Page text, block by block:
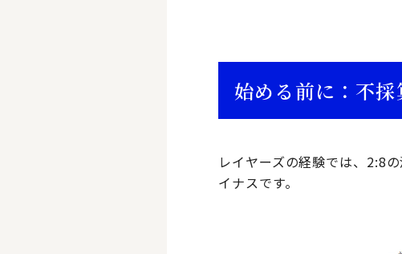
始める前に：不
レイヤーズの経験では、2:8
イナスです。